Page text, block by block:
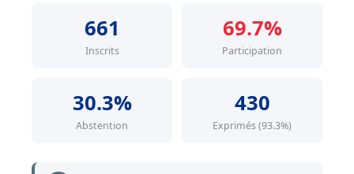
661
Inscrits
69.7%
Participation
30.3%
Abstention
430
Exprimés (93.3%)